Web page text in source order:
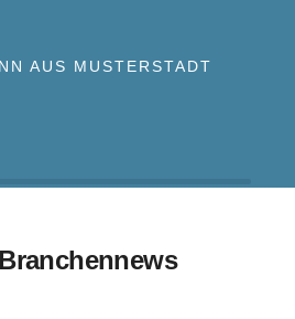
AUS MUSTERSTADT